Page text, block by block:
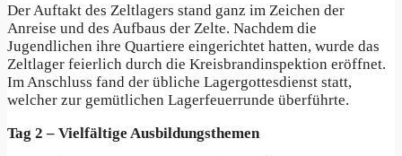
Der Auftakt des Zeltlagers stand ganz im Zeichen der
Anreise und des Aufbaus der Zelte. Nachdem die
Jugendlichen ihre Quartiere eingerichtet hatten, wurde das
Zeltlager feierlich durch die Kreisbrandinspektion eröffnet.
Im Anschluss fand der übliche Lagergottesdienst statt,
welcher zur gemütlichen Lagerfeuerrunde überführte.
Tag 2 – Vielfältige Ausbildungsthemen